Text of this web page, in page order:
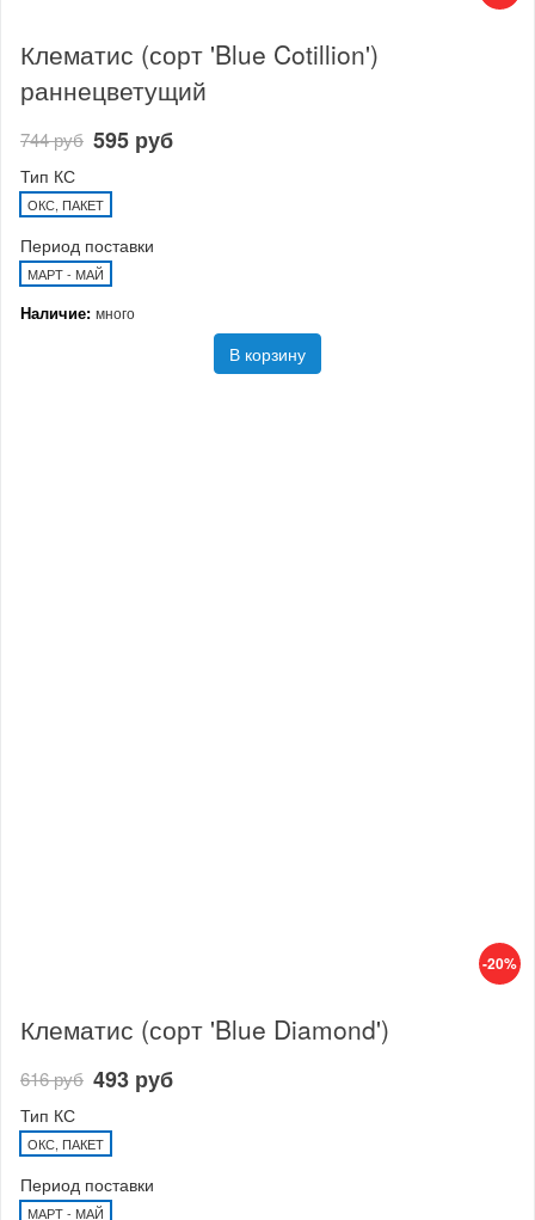
Клематис (сорт 'Blue Cotillion')
раннецветущий
744 руб 595 руб
Тип КС
ОКС, ПАКЕТ
Период поставки
МАРТ - МАЙ
Наличие: много
В корзину
-20%
Клематис (сорт 'Blue Diamond')
616 руб 493 руб
Тип КС
ОКС, ПАКЕТ
Период поставки
МАРТ - МАЙ